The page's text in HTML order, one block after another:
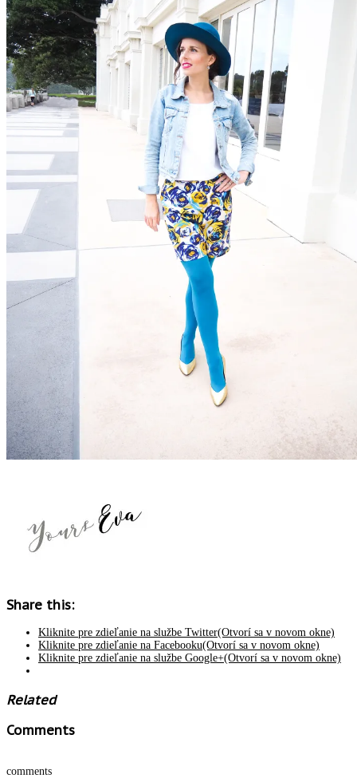
Share this:
Kliknite pre zdieľanie na službe Twitter(Otvorí sa v novom okne)
Kliknite pre zdieľanie na Facebooku(Otvorí sa v novom okne)
Kliknite pre zdieľanie na službe Google+(Otvorí sa v novom okne)
Related
Comments
comments